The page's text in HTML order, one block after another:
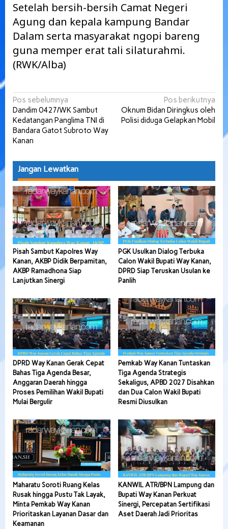
Setelah bersih-bersih Camat Negeri
Agung dan kepala kampung Bandar
Dalam serta masyarakat ngopi bareng
guna memper erat tali silaturahmi.
(RWK/Alba)
Navigasi
pos
Pos sebelumnya
Dandim 0427/WK Sambut
Kedatangan Panglima TNI di
Bandara Gatot Subroto Way
Kanan
Pos berikutnya
Oknum Bidan Diringkus oleh
Polisi diduga Gelapkan Mobil
Jangan Lewatkan
Pisah Sambut Kapolres Way
Kanan, AKBP Didik Berpamitan,
AKBP Ramadhona Siap
Lanjutkan Sinergi
PGK Usulkan Dialog Terbuka
Calon Wakil Bupati Way Kanan,
DPRD Siap Teruskan Usulan ke
Panlih
DPRD Way Kanan Gerak Cepat
Bahas Tiga Agenda Besar,
Anggaran Daerah hingga
Proses Pemilihan Wakil Bupati
Mulai Bergulir
Pemkab Way Kanan Tuntaskan
Tiga Agenda Strategis
Sekaligus, APBD 2027 Disahkan
dan Dua Calon Wakil Bupati
Resmi Diusulkan
Maharatu Soroti Ruang Kelas
Rusak hingga Pustu Tak Layak,
Minta Pemkab Way Kanan
Prioritaskan Layanan Dasar dan
Keamanan
KANWIL ATR/BPN Lampung dan
Bupati Way Kanan Perkuat
Sinergi, Percepatan Sertifikasi
Aset Daerah Jadi Prioritas